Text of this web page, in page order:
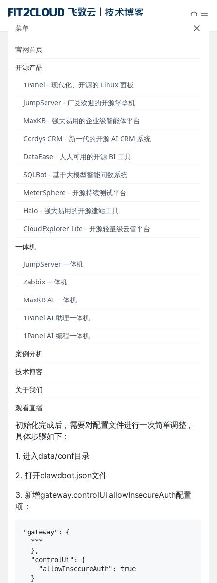
菜单
官网首页
开源产品
1Panel - 现代化、开源的 Linux 面板
JumpServer - 广受欢迎的开源堡垒机
MaxKB - 强大易用的企业级智能体平台
Cordys CRM - 新一代的开源 AI CRM 系统
DataEase - 人人可用的开源 BI 工具
SQLBot - 基于大模型智能问数系统
MeterSphere - 开源持续测试平台
Halo - 强大易用的开源建站工具
CloudExplorer Lite - 开源轻量级云管平台
一体机
JumpServer 一体机
Zabbix 一体机
MaxKB AI 一体机
1Panel AI 助理一体机
1Panel AI 编程一体机
案例分析
技术博客
关于我们
观看直播
Moltbot已上架至1Panel应用商
店，超快速安装指南
Moltbot（原名为Clawdbot），社区用户可以直接在
1Panel应用商店中一键安装和使用这款个人AI助手应用
份完整的使用说明，按照步骤操作即可顺利访问
Moltbot。
一、首次安装完成后进行初始化
首先，进入1Panel应用商店安装Moltbot应用，等待安
装完成后，进入“已安装”页面。找到Moltbot应用，点
击顶部的“进入安装目录”按钮，进入安装目录。进入安
装目录后：
1. 点击文件列表顶部的“终端”按钮；
2. 执行以下初始化命令：
根据终端提示完成初始化流程即可。
这一过程主要用于为Moltbot生成基础配置和访问凭
证，属于首次使用时的必要步骤。
二、修改配置文件并获取Token
初始化完成后，需要对配置文件进行一次简单调整，
具体步骤如下：
1. 进入data/conf目录
2. 打开clawdbot.json文件
3. 新增gateway.controlUi.allowInsecureAuth配置
项：
"gateway": {
  ***
  },
  "controlUi": {
    "allowInsecureAuth": true
  }